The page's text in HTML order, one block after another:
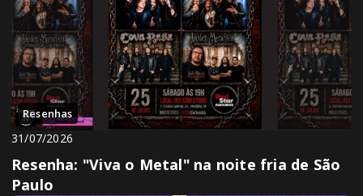
Resenhas
31/07/2026
Resenha: "Viva o Metal" na noite fria de São
Paulo